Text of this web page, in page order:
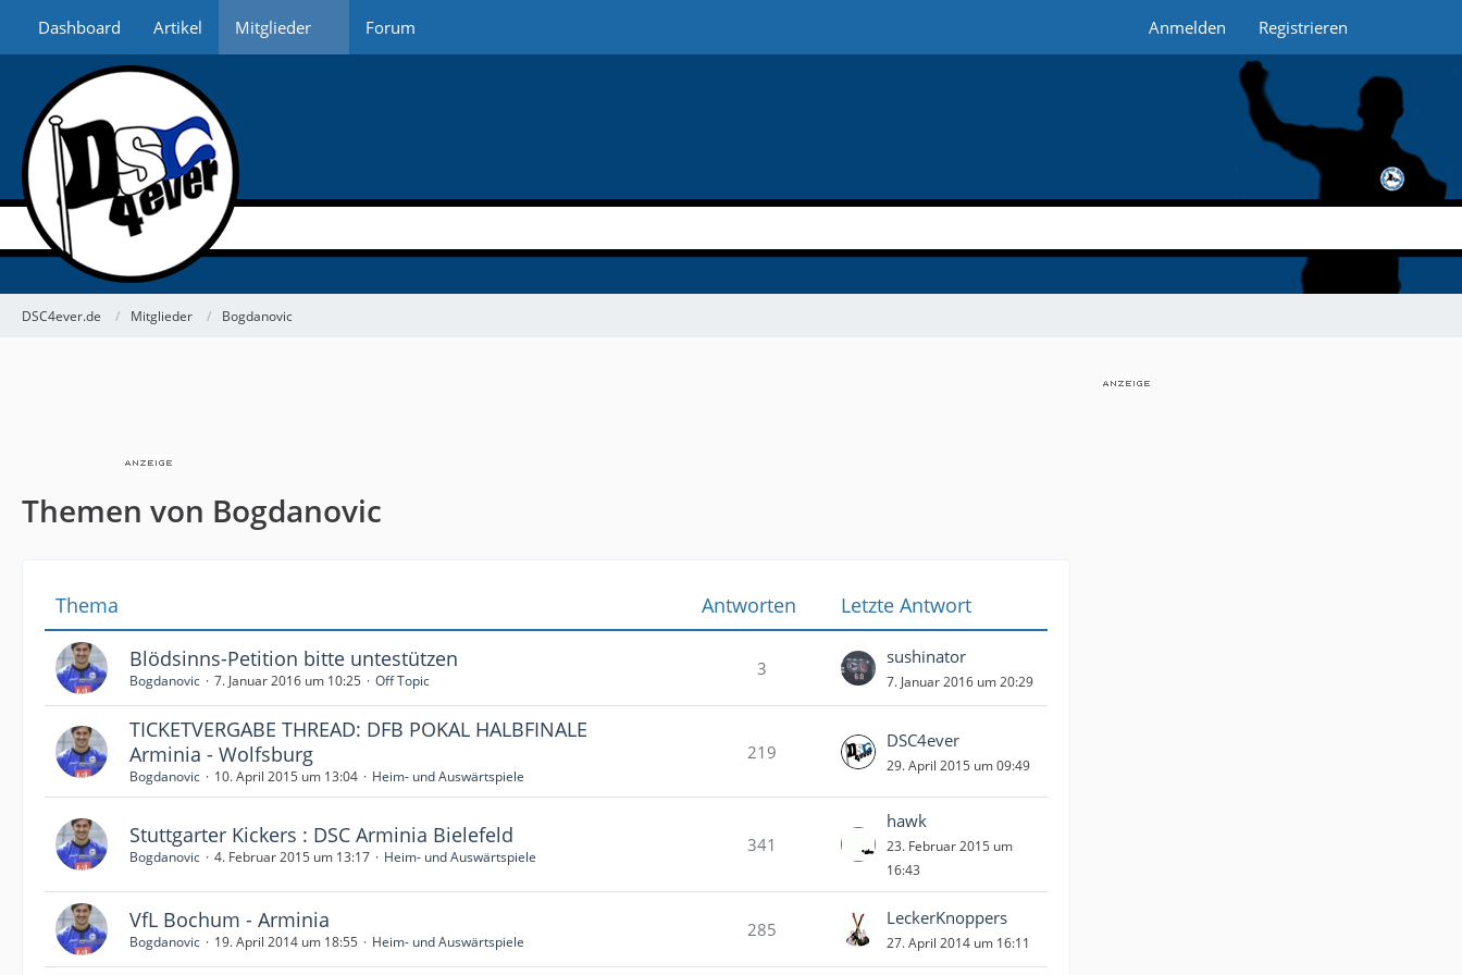
Dashboard Artikel Mitglieder Forum Anmelden Registrieren
DSC4ever.de Mitglieder Bogdanovic
Themen von Bogdanovic
Thema Antworten Letzte Antwort
Blödsinns-Petition bitte untestützen
Bogdanovic 7. Januar 2016 um 10:25 Off Topic
3
sushinator
7. Januar 2016 um 20:29
TICKETVERGABE THREAD: DFB POKAL HALBFINALE
Arminia - Wolfsburg
Bogdanovic 10. April 2015 um 13:04 Heim- und Auswärtspiele
219
DSC4ever
29. April 2015 um 09:49
Stuttgarter Kickers : DSC Arminia Bielefeld
Bogdanovic 4. Februar 2015 um 13:17 Heim- und Auswärtspiele
341
hawk
23. Februar 2015 um
16:43
VfL Bochum - Arminia
Bogdanovic 19. April 2014 um 18:55 Heim- und Auswärtspiele
285
LeckerKnoppers
27. April 2014 um 16:11